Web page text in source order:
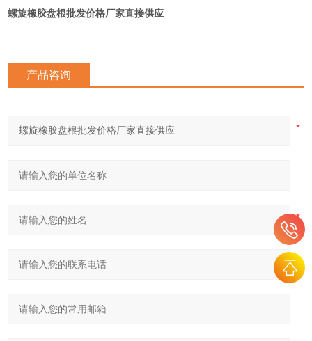
螺旋橡胶盘根批发价格厂家直接供应
产品咨询